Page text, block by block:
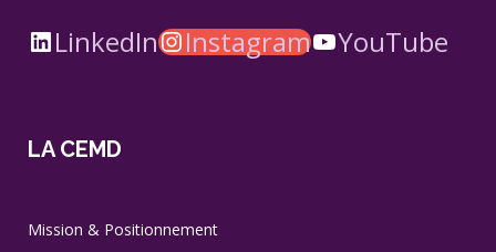
LinkedIn Instagram YouTube
LA CEMD
Mission & Positionnement